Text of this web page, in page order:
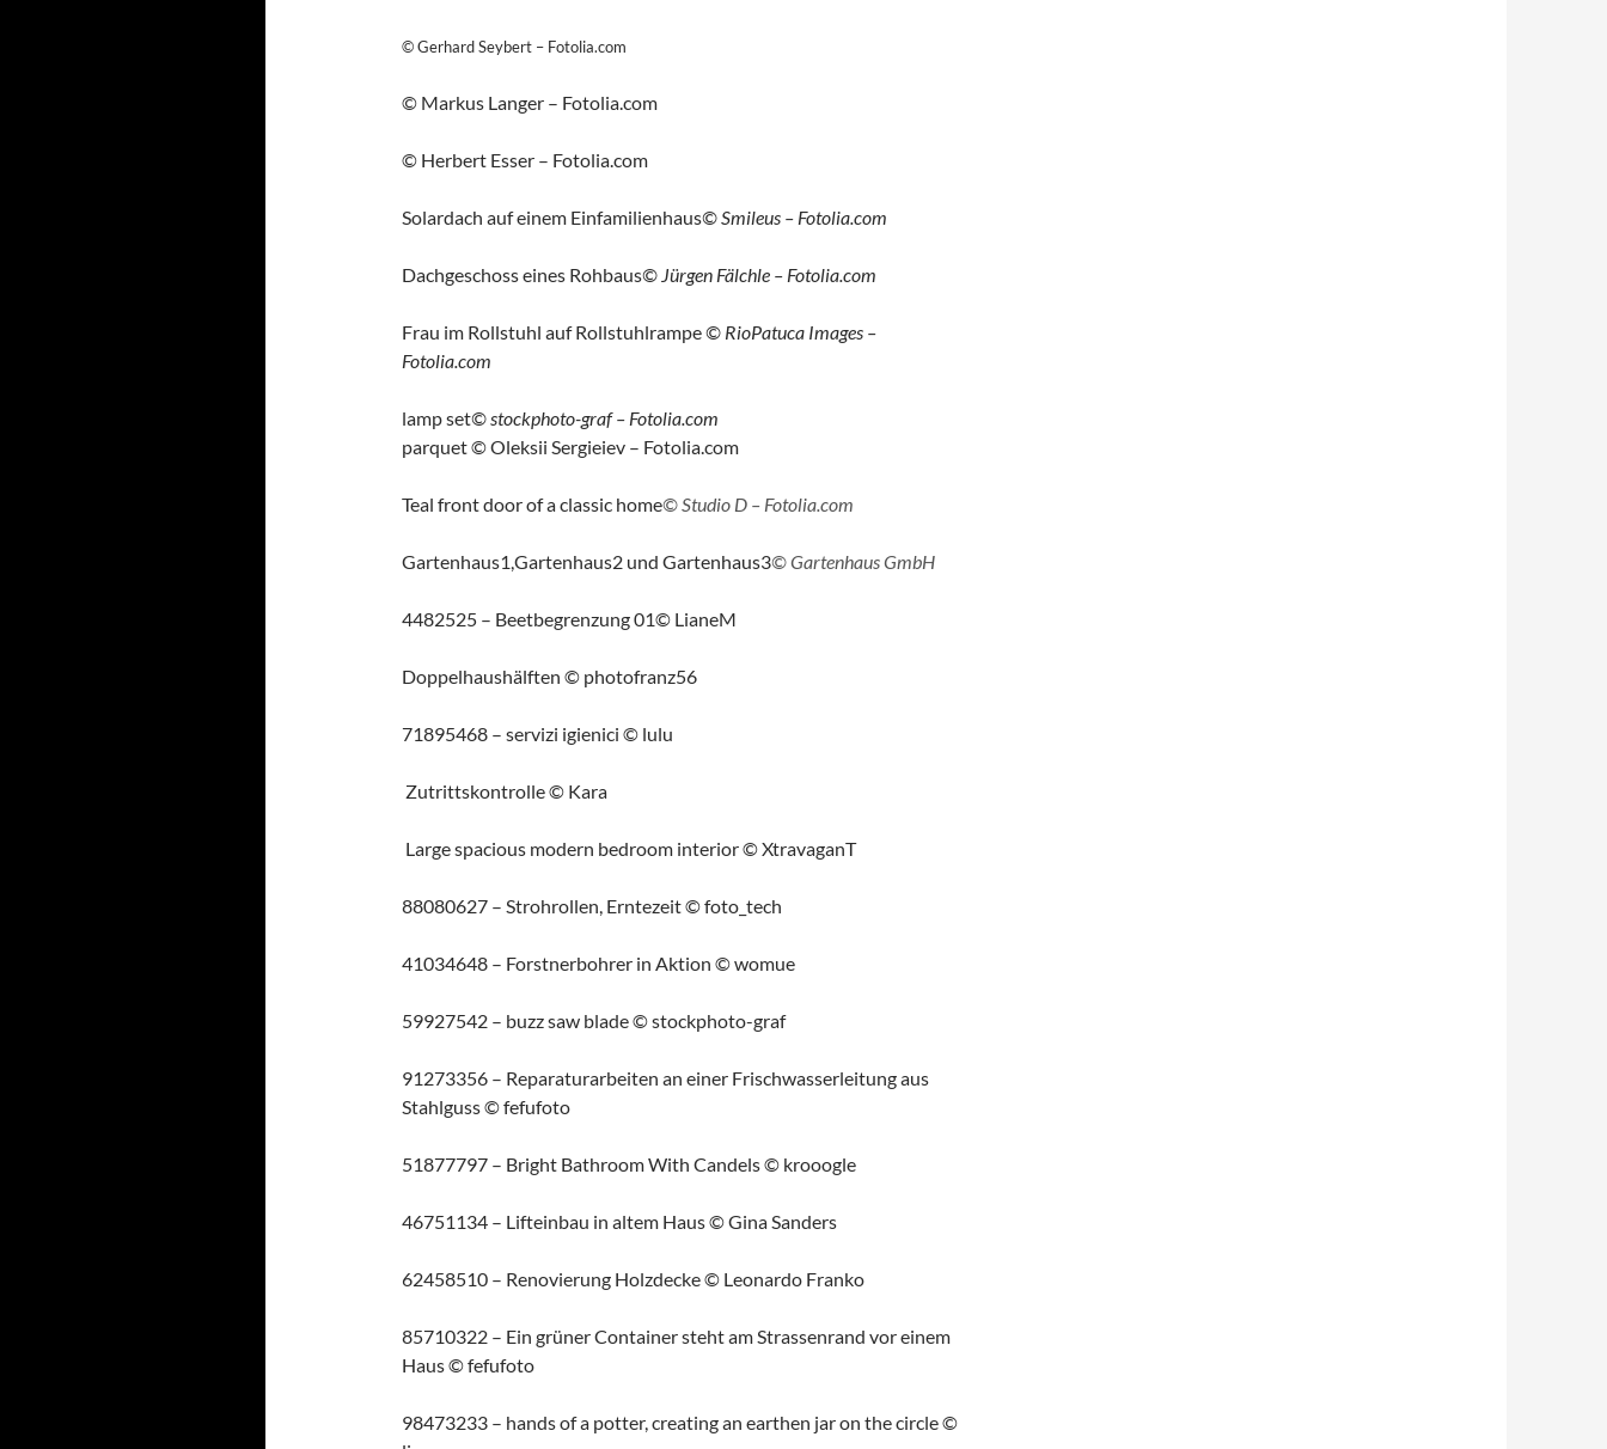
© Gerhard Seybert – Fotolia.com
© Markus Langer – Fotolia.com
© Herbert Esser – Fotolia.com
Solardach auf einem Einfamilienhaus© Smileus – Fotolia.com
Dachgeschoss eines Rohbaus© Jürgen Fälchle – Fotolia.com
Frau im Rollstuhl auf Rollstuhlrampe© RioPatuca Images –
Fotolia.com
lamp set© stockphoto-graf – Fotolia.com
parquet © Oleksii Sergieiev – Fotolia.com
Teal front door of a classic home© Studio D – Fotolia.com
Gartenhaus1,Gartenhaus2 und Gartenhaus3© Gartenhaus GmbH
4482525 – Beetbegrenzung 01© LianeM
Doppelhaushälften © photofranz56
71895468 – servizi igienici © lulu
Zutrittskontrolle© Kara
Large spacious modern bedroom interior© XtravaganT
88080627 – Strohrollen, Erntezeit© foto_tech
41034648 – Forstnerbohrer in Aktion © womue
59927542 – buzz saw blade© stockphoto-graf
91273356 – Reparaturarbeiten an einer Frischwasserleitung aus
Stahlguss© fefufoto
51877797 – Bright Bathroom With Candels© krooogle
46751134 – Lifteinbau in altem Haus© Gina Sanders
62458510 – Renovierung Holzdecke© Leonardo Franko
85710322 – Ein grüner Container steht am Strassenrand vor einem
Haus© fefufoto
98473233 – hands of a potter, creating an earthen jar on the circle©